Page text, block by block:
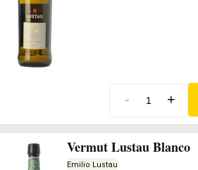
- +
Vermut Lustau Blanco
Emilio Lustau